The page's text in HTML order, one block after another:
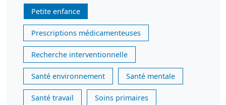
Petite enfance
Prescriptions médicamenteuses
Recherche interventionnelle
Santé environnement Santé mentale
Santé travail Soins primaires